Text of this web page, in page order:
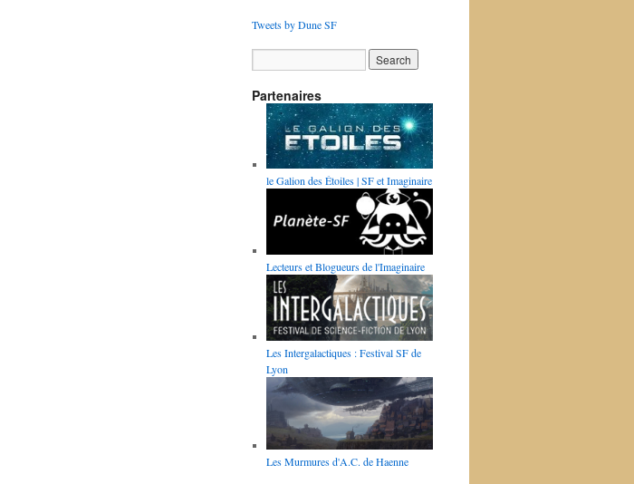
Tweets by Dune SF
Partenaires
le Galion des Étoiles | SF et Imaginaire
Lecteurs et Blogueurs de l'Imaginaire
Les Intergalactiques : Festival SF de
Lyon
Les Murmures d'A.C. de Haenne